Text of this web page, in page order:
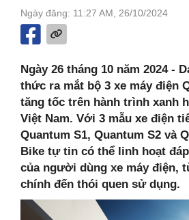
Ngày đăng: 11:27 AM, 26/10/2024
Ngày 26 tháng 10 năm 2024 -
thức ra mắt bộ 3 xe máy điện
tăng tốc trên hành trình xanh
Việt Nam. Với 3 mẫu xe điện
Quantum S1, Quantum S2 và
Bike tự tin có thể linh hoạt
của người dùng xe máy điện,
chính đến thói quen sử dụng.